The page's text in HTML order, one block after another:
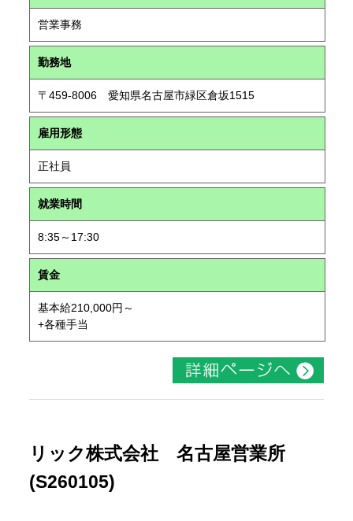
営業事務
勤務地
〒459-8006 愛知県名古屋市緑区倉坂1515
雇用形態
正社員
就業時間
8:35～17:30
賃金
基本給210,000円～
+各種手当
リック株式会社 名古屋営業所
(S260105)